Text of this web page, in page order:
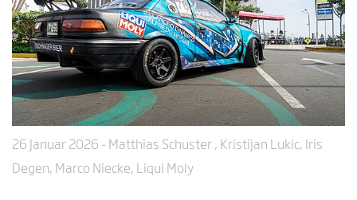
26 Januar 2026 - Matthias Schuster , Kristijan Lukic, Iris
Degen, Marco Niecke, Liqui Moly